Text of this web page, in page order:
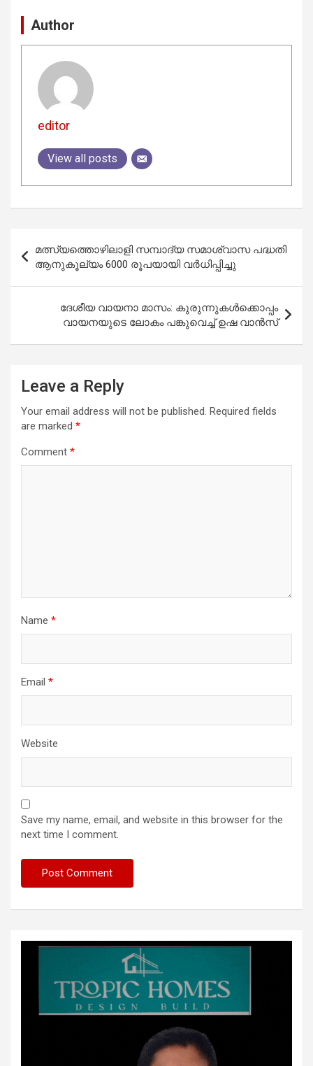
Author
editor
View all posts
navigation
മത്സ്യത്തൊഴിലാളി സമ്പാദ്യ സമാശ്വാസ പദ്ധതി
ആനുകൂല്യം 6000 രൂപയായി വര്‍ധിപ്പിച്ചു
ദേശീയ വായനാ മാസം: കുരുന്നുകൾക്കൊപ്പം
വായനയുടെ ലോകം പങ്കുവെച്ച് ഉഷ വാൻസ്
Leave a Reply
Your email address will not be published. Required fields
are marked *
Comment *
Name *
Email *
Website
Save my name, email, and website in this browser for the
next time I comment.